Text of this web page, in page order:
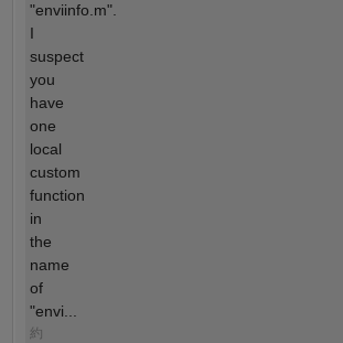
"enviinfo.m".
I
suspect
you
have
one
local
custom
function
in
the
name
of
"envi...
約